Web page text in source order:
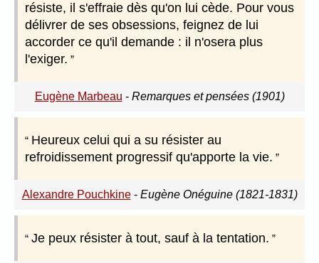
résiste, il s'effraie dès qu'on lui cède. Pour vous
délivrer de ses obsessions, feignez de lui
accorder ce qu'il demande : il n'osera plus
l'exiger.
Eugène Marbeau - Remarques et pensées (1901)
Heureux celui qui a su résister au
refroidissement progressif qu'apporte la vie.
Alexandre Pouchkine- Eugène Onéguine (1821-1831)
Je peux résister à tout, sauf à la tentation.